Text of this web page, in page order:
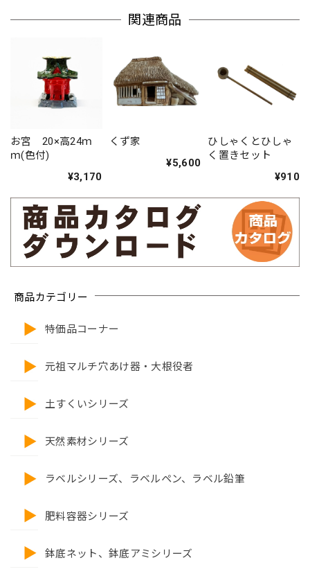
商品カテゴリー
特価品コーナー
元祖マルチ穴あけ器・大根役者
土すくいシリーズ
天然素材シリーズ
ラベルシリーズ、ラベルペン、ラベル鉛筆
肥料容器シリーズ
鉢底ネット、鉢底アミシリーズ
関連商品
お宮 20×高24ｍ
ｍ(色付)
¥3,170
くず家
¥5,600
ひしゃくとひしゃ
く置きセット
¥910